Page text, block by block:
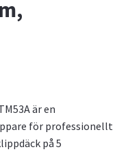
är en
för professionellt
på 5